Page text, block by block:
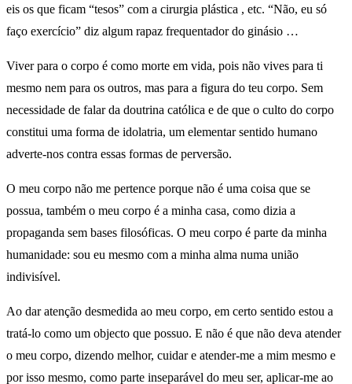
eis os que ficam “tesos” com a cirurgia plástica , etc. “Não, eu só
faço exercício” diz algum rapaz frequentador do ginásio …
Viver para o corpo é como morte em vida, pois não vives para ti
mesmo nem para os outros, mas para a figura do teu corpo. Sem
necessidade de falar da doutrina católica e de que o culto do corpo
constitui uma forma de idolatria, um elementar sentido humano
adverte-nos contra essas formas de perversão.
O meu corpo não me pertence porque não é uma coisa que se
possua, também o meu corpo é a minha casa, como dizia a
propaganda sem bases filosóficas. O meu corpo é parte da minha
humanidade: sou eu mesmo com a minha alma numa união
indivisível.
Ao dar atenção desmedida ao meu corpo, em certo sentido estou a
tratá-lo como um objecto que possuo. E não é que não deva atender
o meu corpo, dizendo melhor, cuidar e atender-me a mim mesmo e
por isso mesmo, como parte inseparável do meu ser, aplicar-me ao